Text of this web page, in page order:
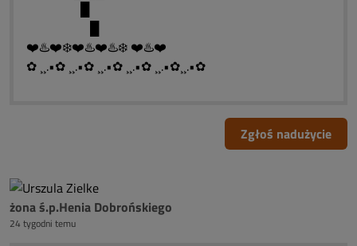
❤️♨️❤️❄️❤️♨️❤️♨️❄️ ❤️♨️❤️
✿ ¸¸.•✿ ¸¸.•✿ ¸¸.•✿ ¸¸.•✿ ¸¸.•✿¸¸.•✿
Zgłoś nadużycie
żona ś.p.Henia Dobrońskiego
24 tygodni temu